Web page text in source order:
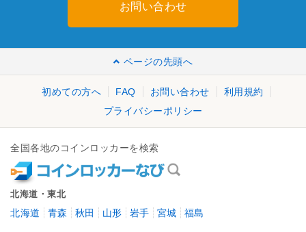
お問い合わせ
ページの先頭へ
初めての方へ FAQ お問い合わせ
利用規約
プライバシーポリシー
全国各地のコインロッカーを検索
北海道・東北
北海道 青森 秋田 山形 岩手 宮城 福島